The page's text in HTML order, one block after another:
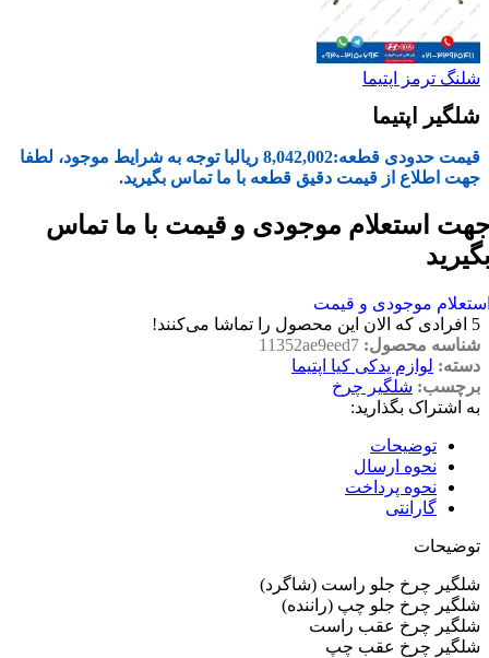
شلنگ ترمز اپتیما
شلگیر اپتیما
قیمت حدودی قطعه:8,042,002 ریالبا توجه به شرایط موجود، لطفا
جهت اطلاع از قیمت دقیق قطعه با ما تماس بگیرید.
استعلام موجودی و قیمت با ما تماس
موجودی و قیمت
5 افرادی که الان این محصول را تماشا می‌کنند!
شناسه محصول: 11352ae9eed7
دسته: لوازم یدکی کیا اپتیما
برچسب: شلگیر چرخ
به اشتراک بگذارید:
توضیحات
نحوه ارسال
نحوه پرداخت
گارانتی
توضیحات
شلگیر چرخ جلو راست (شاگرد)
شلگیر چرخ جلو چپ (راننده)
شلگیر چرخ عقب راست
شلگیر چرخ عقب چپ